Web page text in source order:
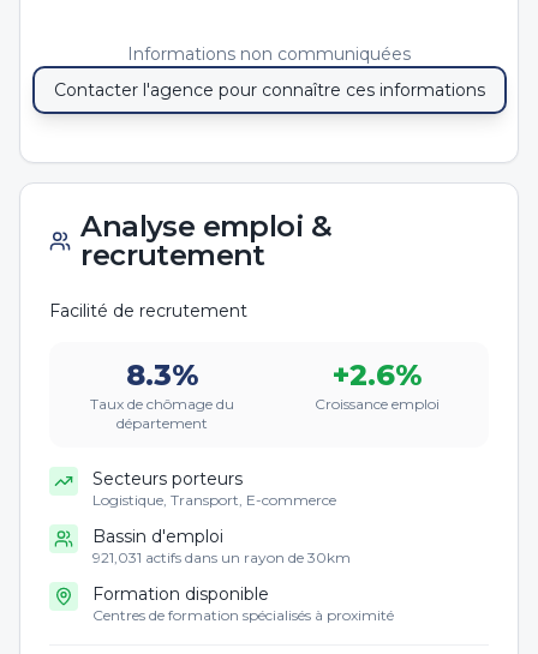
Informations non communiquées
Contacter l'agence pour connaître ces informations
Analyse emploi &
recrutement
Facilité de recrutement
8.3%
Taux de chômage du
département
+2.6%
Croissance emploi
Secteurs porteurs
Logistique, Transport, E-commerce
Bassin d'emploi
921,031 actifs dans un rayon de 30km
Formation disponible
Centres de formation spécialisés à proximité